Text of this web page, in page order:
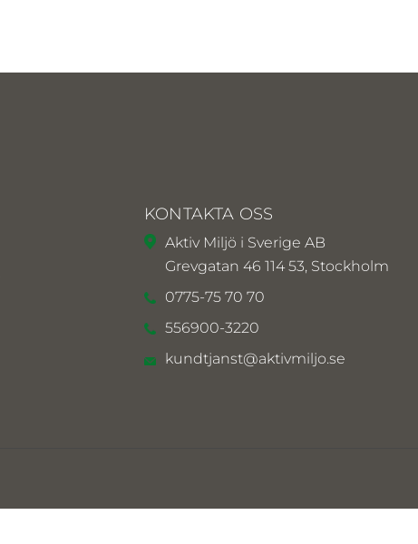
KONTAKTA OSS
Aktiv Miljö i Sverige AB
Grevgatan 46 114 53, Stockholm
0775-75 70 70
556900-3220
kundtjanst@aktivmiljo.se